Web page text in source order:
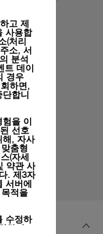
고 제
사용합
(처리
소, 서
분석
트 데이
경우
하면,
합니
험을 이
선호
해, 자사
춤형
(자세
약관 사
. 제3자
서버에
적을
수정하
하거